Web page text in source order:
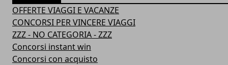
OFFERTE VIAGGI E VACANZE
CONCORSI PER VINCERE VIAGGI
ZZZ - NO CATEGORIA - ZZZ
Concorsi instant win
Concorsi con acquisto